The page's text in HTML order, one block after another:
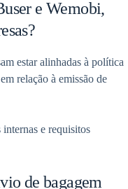
e Wemobi,
estar alinhadas à política
relação à emissão de
e requisitos
de bagagem